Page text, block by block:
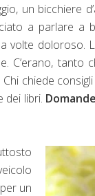
un bicchiere
a parlare a
volte doloroso.
C’erano, tanto
chiede
libri.
un